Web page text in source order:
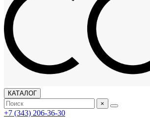
КАТАЛОГ
×
+7 (343) 206-36-30